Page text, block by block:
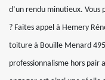
d’un rendu minutieux.
? Faites appel à Hemery
toiture à Bouille Menard
professionnalisme hors pair